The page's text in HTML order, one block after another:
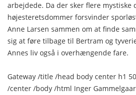
arbejdede. Da der sker flere mystiske
højesteretsdommer forsvinder
Anne Larsen sammen om at finde
sig at føre tilbage til Bertram og
Annes liv også i overhængende fare.
Gateway /title /head body center h1
/center /body /html Inger